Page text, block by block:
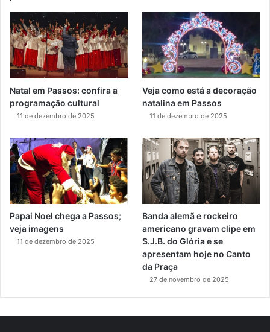
Natal em Passos: confira a
programação cultural
11 de dezembro de 2025
Veja como está a decoração
natalina em Passos
11 de dezembro de 2025
Papai Noel chega a Passos;
veja imagens
11 de dezembro de 2025
Banda alemã e rockeiro
americano gravam clipe em
S.J.B. do Glória e se
apresentam hoje no Canto
da Praça
27 de novembro de 2025